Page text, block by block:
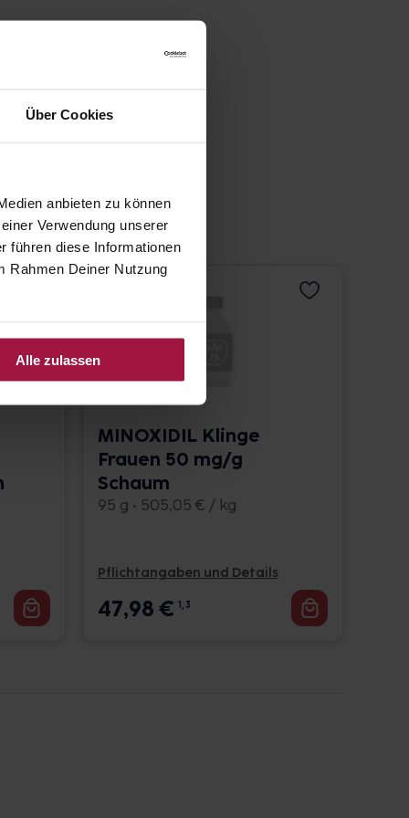
Über Cookies
anbieten zu können
Verwendung unserer
führen diese Informationen
Rahmen Deiner Nutzung
Alle zulassen
MINOXIDIL Klinge
Frauen 50 mg/g
Schaum
95 g • 505,05 € / kg
Pflichtangaben und Details
47,98€ 1, 3